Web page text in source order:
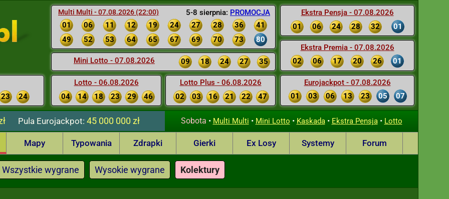
5-8 sierpnia: PROMOCJA
Multi Multi - 07.08.2026 (22:00)
01 06 11 12 19 24 27 28 36
41
49
52 53 64 65 67 69 70 73 80
Mini Lotto - 07.08.2026 09 18 24 27 35
Lotto - 06.08.2026
04
14 18 23 29 46
Lotto Plus - 06.08.2026
02
03 16 21 22 47
Ekstra Pensja - 07.08.2026
01
06 24 28 32 01
Ekstra Premia - 07.08.2026
02
06 17 20 26 01
Eurojackpot - 07.08.2026
01
03 06 13 23 05 07
23 24
PulaEurojackpot: 45 000 000 zł Sobota • Multi Multi • Mini Lotto • Kaskada• Ekstra Pensja• Lotto
Mapy Typowania Zdrapki Gierki Ex Losy Systemy Forum
Wszystkie wygrane Wysokie wygrane Kolektury